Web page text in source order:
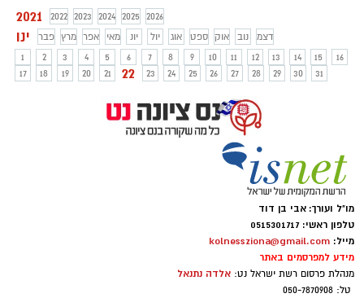
אמש בפעם השניה ברחבי העיר סיירת
"רואים אותך" אשר הוקמה כדי לסייע לבני
הנוער הנמצאים במצבי משבר. הוקמה כדי
כדי לפגוש נערים ונערות, לוודא שהם בטוחים
ומרגישים בטוב ולהעניק במקרה הצורך מענה
ראשוני וסיוע כאשר יאתרו מצוקה או לחץ
נפשי אצל בני נוער אשר נמצאים ברחובות
בשעות הלילה המאוחרות בחוסר מעש.
2021 2022 2023 2024 2025 2026
ינו פבר מרץ אפר מאי יונ יול אוג ספט אוק נוב
דצמ
1
2 3 4 5 6 7 8 9 10 11 12 13 14 15
16
17
18 19 20 21 22 23 24 25 26 27 28 29 30 31
מו"ל ועורך: אבי בן דוד
טלפון ראשי: 0515301717
מייל: kolnessziona@gmail.com
מידע למפרסמים באתר
מנהלת פרסום רשת ישראל נט: אלדה נתנאל
טל: 050-7870908